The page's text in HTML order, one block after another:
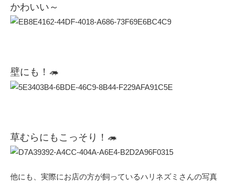
かわいい～
壁にも！🦔
草むらにもこっそり！🦔
他にも、実際にお店の方が飼っているハリネズミさんの写真